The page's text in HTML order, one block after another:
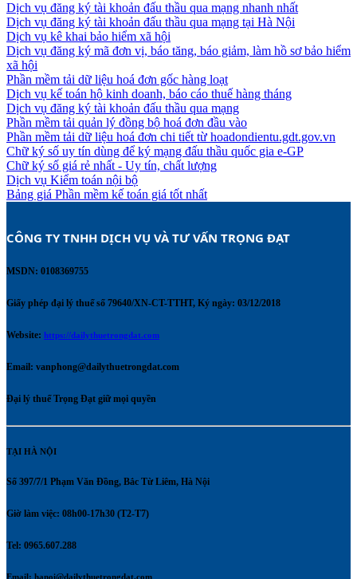
Dịch vụ đăng ký tài khoản đấu thầu qua mạng nhanh nhất
Dịch vụ đăng ký tài khoản đấu thầu qua mạng tại Hà Nội
Dịch vụ kê khai bảo hiểm xã hội
Dịch vụ đăng ký mã đơn vị, báo tăng, báo giảm, làm hồ sơ bảo hiểm
xã hội
Phần mềm tải dữ liệu hoá đơn gốc hàng loạt
Dịch vụ kế toán hộ kinh doanh, báo cáo thuế hàng tháng
Dịch vụ đăng ký tài khoản đấu thầu qua mạng
Phần mềm tải quản lý đồng bộ hoá đơn đầu vào
Phần mềm tải dữ liệu hoá đơn chi tiết từ hoadondientu.gdt.gov.vn
Chữ ký số uy tín dùng để ký mạng đấu thầu quốc gia e-GP
Chữ ký số giá rẻ nhất - Uy tín, chất lượng
Dịch vụ Kiểm toán nội bộ
Bảng giá Phần mềm kế toán giá tốt nhất
CÔNG TY TNHH DỊCH VỤ VÀ TƯ VẤN TRỌNG ĐẠT
MSDN: 0108369755
Giấy phép đại lý thuế số 79640/XN-CT-TTHT, Ký ngày: 03/12/2018
Website: https://dailythuetrongdat.com
Email: vanphong@dailythuetrongdat.com
Đại lý thuế Trọng Đạt giữ mọi quyền
TẠI HÀ NỘI
Số 397/7/1 Phạm Văn Đồng, Bắc Từ Liêm, Hà Nội
Giờ làm việc: 08h00-17h30 (T2-T7)
Tel: 0965.607.288
Email: hanoi@dailythuetrongdat.com